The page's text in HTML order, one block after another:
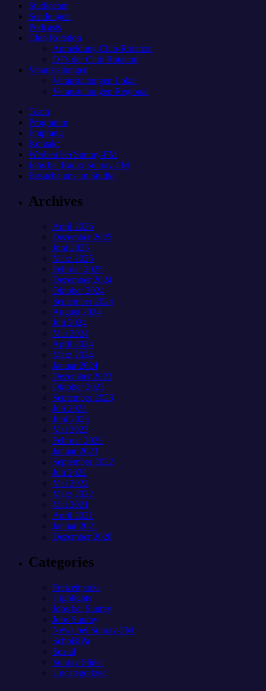
Studiocam
Sendungen
Podcasts
Club Rotation
Anmeldung Club-Rotation
DJ’s der Club Rotation
Veranstaltungen
Veranstaltungen Lokal
Veranstaltungen Regional
Team
Programm
Empfang
Kontakt
Werben bei Sunray-FM
Jobs bei Radio Sunray-FM
Besuche uns im Studio
Archives
April 2026
Dezember 2025
Juni 2025
März 2025
Februar 2025
Dezember 2024
Oktober 2024
September 2024
August 2024
Juli 2024
Mai 2024
April 2024
März 2024
Januar 2024
Dezember 2023
Oktober 2023
September 2023
Juli 2023
Juni 2023
Mai 2023
Februar 2023
Januar 2023
September 2022
Juli 2022
Mai 2022
März 2022
Mai 2021
April 2021
Januar 2021
Dezember 2020
Categories
Freizeitparks
Highlights
Jobs bei Sunray
Jobs Sunray
News bei Sunray-FM
SchoBiPa
Sozial
Sunray Slider
Uncategorized